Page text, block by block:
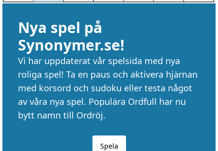
Nya spel på
Synonymer.se!
Vi har uppdaterat vår spelsida med nya
roliga spel! Ta en paus och aktivera hjärnan
med korsord och sudoku eller testa något
av våra nya spel. Populära Ordfull har nu
bytt namn till Ordröj.
Spela